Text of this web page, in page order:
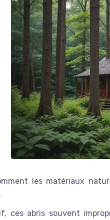
les matériaux
ces abris souvent